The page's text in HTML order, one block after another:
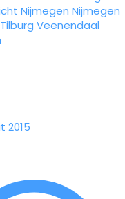
Nijmegen Nijmegen
Tilburg Veenendaal
2015